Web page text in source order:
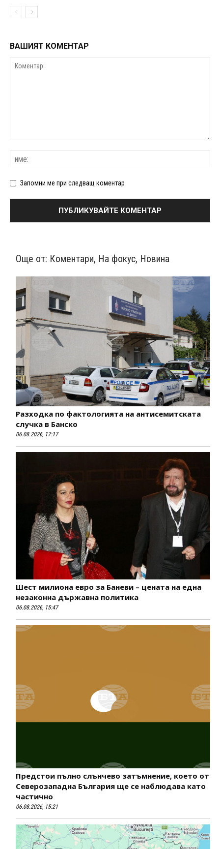
ВАШИЯТ КОМЕНТАР
Запомни ме при следващ коментар
Още от: Коментари, На фокус, Новина
Разходка по фактологията на антисемитската
случка в Банско
06.08.2026, 17:17
Шест милиона евро за Баневи – цената на една
незаконна държавна политика
06.08.2026, 15:47
Предстои пълно слънчево затъмнение, което от
Северозападна България ще се наблюдава като
частично
06.08.2026, 15:21